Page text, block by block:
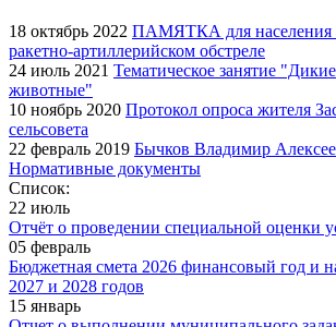
18 октябрь 2022 ПАМЯТКА для населения
ракетно-артиллерийском обстреле
24 июль 2021 Тематическое занятие
животные"
10 ноябрь 2020 Протокол опроса жителя
сельсовета
22 февраль 2019 Бычков Владимир
Нормативные документы
Список:
22 июль
Отчёт о проведении специальной оценки
05 февраль
Бюджетная смета 2026 финансовый год и
2027 и 2028 годов
15 январь